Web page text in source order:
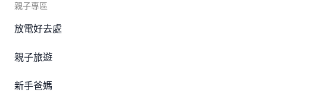
親子專區
放電好去處
親子旅遊
新手爸媽